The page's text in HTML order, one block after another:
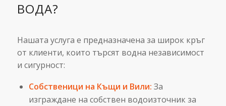
ВОДА?
Нашата услуга е предназначена за широк кръг
от клиенти, които търсят водна независимост
и сигурност:
Собственици на Къщи и Вили: За
изграждане на собствен водоизточник за